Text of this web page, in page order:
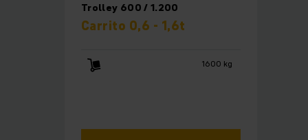
Trolley 600 / 1.200
Carrito 0,6 - 1,6t
1600 kg